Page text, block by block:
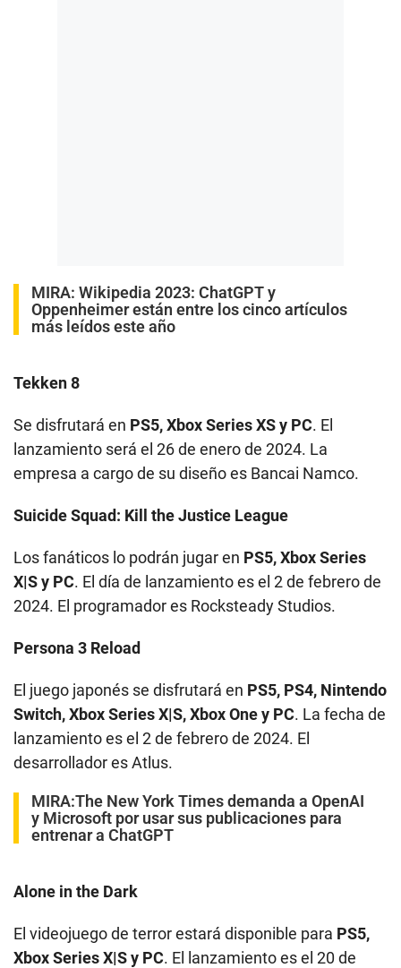
MIRA: Wikipedia 2023: ChatGPT y
Oppenheimer están entre los cinco artículos
más leídos este año
Tekken 8
Se disfrutará en PS5, Xbox Series XS y PC. El
lanzamiento será el 26 de enero de 2024. La
empresa a cargo de su diseño es Bancai Namco.
Suicide Squad: Kill the Justice League
Los fanáticos lo podrán jugar en PS5, Xbox Series
X|S y PC. El día de lanzamiento es el 2 de febrero de
2024. El programador es Rocksteady Studios.
Persona 3 Reload
El juego japonés se disfrutará en PS5, PS4, Nintendo
Switch, Xbox Series X|S, Xbox One y PC. La fecha de
lanzamiento es el 2 de febrero de 2024. El
desarrollador es Atlus.
MIRA:The New York Times demanda a OpenAI
y Microsoft por usar sus publicaciones para
entrenar a ChatGPT
Alone in the Dark
El videojuego de terror estará disponible para PS5,
Xbox Series X|S y PC. El lanzamiento es el 20 de